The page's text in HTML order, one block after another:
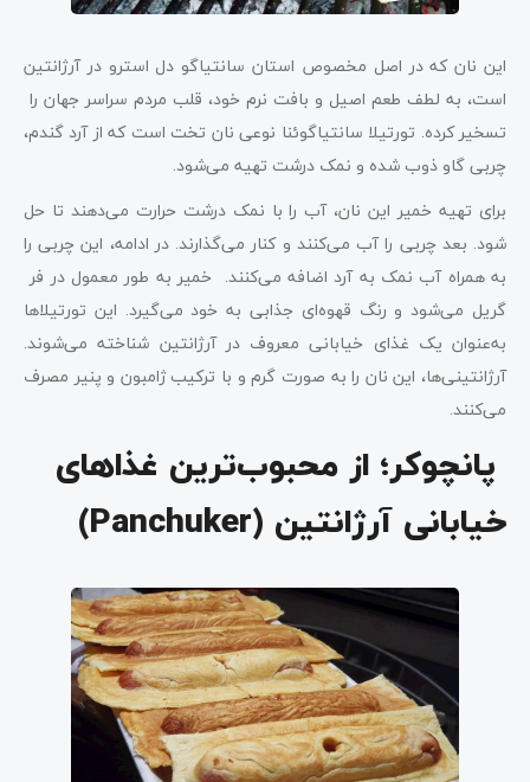
این نان که در اصل مخصوص استان سانتیاگو دل استرو در آرژانتین
است، به لطف طعم اصیل و بافت نرم خود، قلب مردم سراسر جهان را
تسخیر کرده. تورتیلا سانتیاگوئنا نوعی نان تخت است که از آرد گندم،
چربی گاو ذوب شده و نمک درشت تهیه می‌شود.
برای تهیه خمیر این نان، آب را با نمک درشت حرارت می‌دهند تا حل
شود. بعد چربی را آب می‌کنند و کنار می‌گذارند. در ادامه، این چربی را
به همراه آب نمک به آرد اضافه می‌کنند. خمیر به طور معمول در فر
گریل می‌شود و رنگ قهوه‌ای جذابی به خود می‌گیرد. این تورتیلاها
به‌عنوان یک غذای خیابانی معروف در آرژانتین شناخته می‌شوند.
آرژانتینی‌ها، این نان را به صورت گرم و با ترکیب ژامبون و پنیر مصرف
می‌کنند.
پانچوکر؛ از محبوب‌ترین غذاهای
خیابانی آرژانتین (Panchuker)